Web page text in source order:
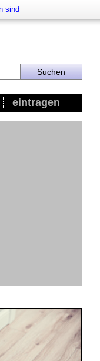
sind
eintragen